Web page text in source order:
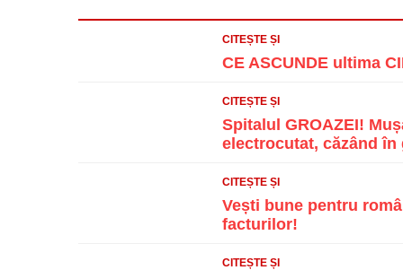
CITEȘTE ȘI
CE ASCUNDE ultima
CITEȘTE ȘI
Spitalul GROAZEI!
electrocutat, căzând în
CITEȘTE ȘI
Vești bune pentru
facturilor!
CITEȘTE ȘI